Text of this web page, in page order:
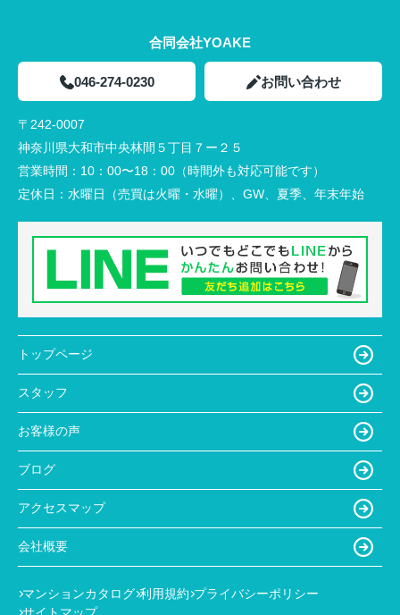
合同会社YOAKE
046-274-0230 お問い合わせ
〒242-0007
神奈川県大和市中央林間５丁目７ー２５
営業時間： 10：00〜18：00（時間外も対応可能です）
定休日： 水曜日（売買は火曜・水曜）、GW、夏季、年末年始
トップページ
スタッフ
お客様の声
ブログ
アクセスマップ
会社概要
マンションカタログ 利用規約 プライバシーポリシー
サイトマップ